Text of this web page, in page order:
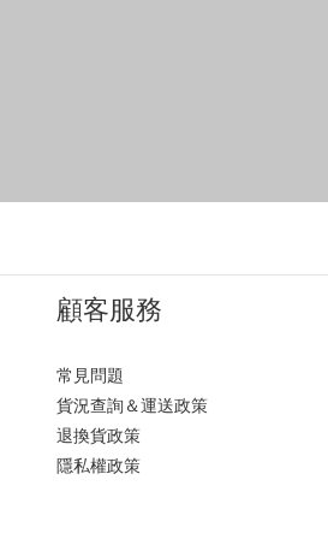
顧客服務
常見問題
貨況查詢＆運送政策
退換貨政策
隱私權政策